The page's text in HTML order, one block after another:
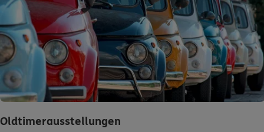
Oldtimerausstellungen